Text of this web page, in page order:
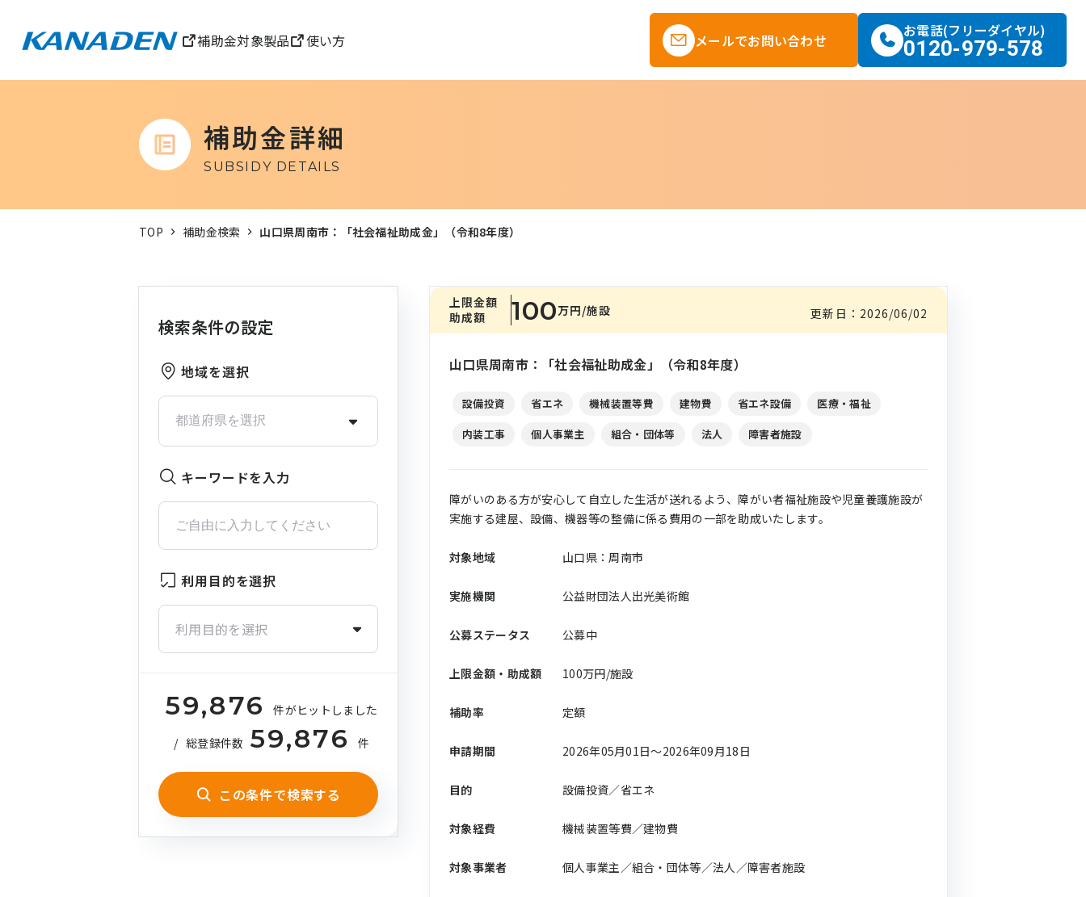
補助金対象製品 使い方 メールでお問い合わせ
お電話(フリーダイヤル)
0120-979-578
補助金詳細
SUBSIDY DETAILS
TOP 補助金検索 山口県周南市：「社会福祉助成金」（令和8年度）
検索条件の設定
地域を選択
キーワードを入力
利用目的を選択
利用目的を選択
59,876 件がヒットしました
/ 総登録件数 59,876 件
この条件で検索する
上限金額
助成額
100万円/施設 更新日： 2026/06/02
山口県周南市：「社会福祉助成金」（令和8年度）
設備投資 省エネ 機械装置等費 建物費 省エネ設備
医療・福祉
内装工事
個人事業主 組合・団体等 法人 障害者施設
障がいのある方が安心して自立した生活が送れるよう、障がい者福祉施設や児童養護施設が
実施する建屋、設備、機器等の整備に係る費用の一部を助成いたします。
対象地域 山口県：周南市
実施機関 公益財団法人出光美術館
公募ステータス 公募中
上限金額・助成額 100万円/施設
補助率 定額
申請期間 2026年05月01日〜2026年09月18日
目的 設備投資／省エネ
対象経費 機械装置等費／建物費
対象事業者 個人事業主／組合・団体等／法人／障害者施設